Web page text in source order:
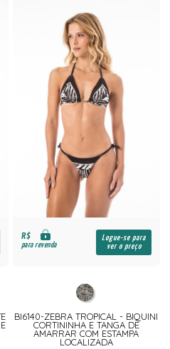
R$
para revenda
Logue-se para
ver o preço
BI6140-ZEBRA TROPICAL - BIQUINI
CORTININHA E TANGA DE
AMARRAR COM ESTAMPA
LOCALIZADA